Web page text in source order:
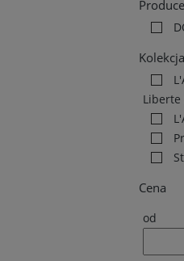
Kolekcja
Liberte
Cena
od